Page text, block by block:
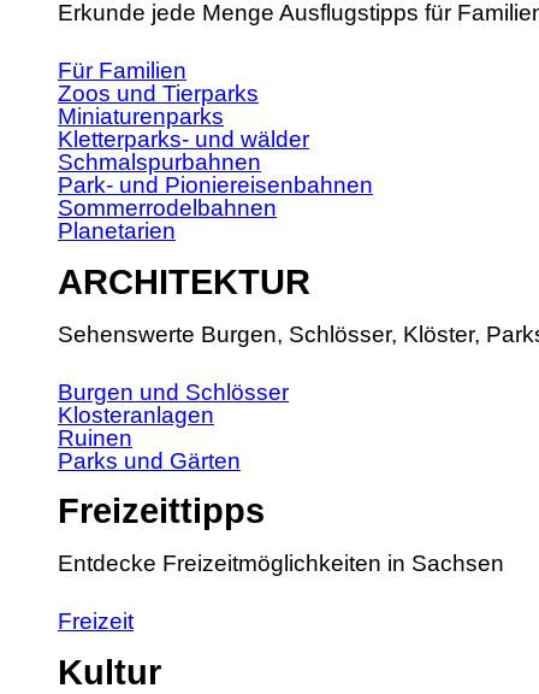
Erkunde jede Menge Ausflugstipps für
Für Familien
Zoos und Tierparks
Miniaturenparks
Kletterparks- und wälder
Schmalspurbahnen
Park- und Pioniereisenbahnen
Sommerrodelbahnen
Planetarien
ARCHITEKTUR
Sehenswerte Burgen, Schlösser, Klöster,
Burgen und Schlösser
Klosteranlagen
Ruinen
Parks und Gärten
Freizeittipps
Entdecke Freizeitmöglichkeiten in Sachsen
Freizeit
Kultur